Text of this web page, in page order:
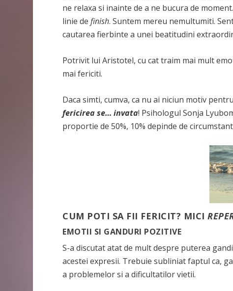
ne relaxa si inainte de a ne bucura de
linie de finish. Suntem mereu nemultumiti.
cautarea fierbinte a unei beatitudini
Potrivit lui Aristotel, cu cat traim mai mult
mai fericiti.
Daca simti, cumva, ca nu ai niciun motiv
fericirea se… invata! Psihologul Sonja
proportie de 50%, 10% depinde de
CUM POTI SA FII FERICIT? MICI
EMOTII SI GANDURI POZITIVE
S-a discutat atat de mult despre puterea
acestei expresii. Trebuie subliniat faptul ca,
a problemelor si a dificultatilor vietii.